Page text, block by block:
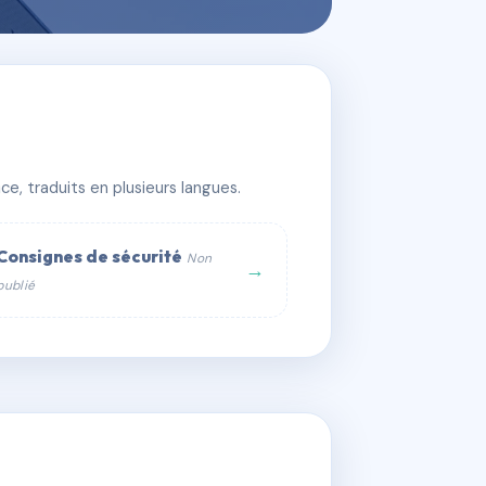
traduits en plusieurs langues.
de sécurité Non
→